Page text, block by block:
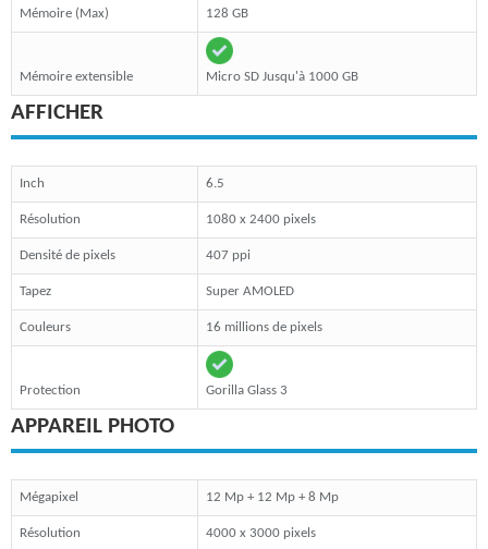
Mémoire (Max) 128 GB
Mémoire extensible Micro SD Jusqu'à 1000 GB
AFFICHER
Inch 6.5
Résolution 1080 x 2400 pixels
Densité de pixels 407 ppi
Tapez Super AMOLED
Couleurs 16 millions de pixels
Protection Gorilla Glass 3
APPAREIL PHOTO
Mégapixel 12 Mp + 12 Mp + 8 Mp
Résolution 4000 x 3000 pixels